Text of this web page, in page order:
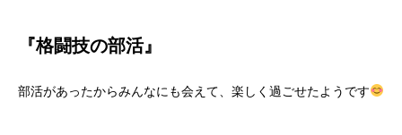
『格闘技の部活』
部活があったからみんなにも会えて、楽しく過ごせたようです